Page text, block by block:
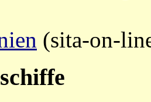
(sita-on-